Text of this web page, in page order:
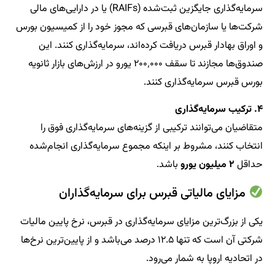
سرمایه‌گذاری جایگزین ثبت‌شده (RAIFs) یا در دارایی‌های مالی
شرکت‌ها یا سازمان‌های قبرسی که مجوز خود را از کمیسیون بورس
و اوراق بهادار قبرس دریافت کرده‌اند، سرمایه‌گذاری کنند. این
صندوق‌ها مجازند تا سقف ۲۰۰٬۰۰۰ یورو در ارزش‌های بازار ثانویه
بورس قبرس سرمایه‌گذاری کنند.
۴. ترکیب سرمایه‌گذاری
متقاضیان می‌توانند ترکیبی از گزینه‌های سرمایه‌گذاری فوق را
انتخاب کنند، مشروط بر اینکه مجموع سرمایه‌گذاری انجام‌شده
حداقل ۲ میلیون یورو باشد.
مزایای مالیاتی قبرس برای سرمایه‌گذاران
یکی از بزرگ‌ترین مزایای سرمایه‌گذاری در قبرس، نرخ پایین مالیات
شرکتی آن است که تنها ۱۲.۵ درصد می‌باشد و از پایین‌ترین نرخ‌ها
در اتحادیه اروپا به شمار می‌رود.